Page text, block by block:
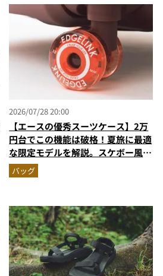
2026/07/28 20:00
【エースの優秀スーツケース】2万
円台でこの機能は破格！夏旅に最適
な限定モデルを解説。スケボー風キ
ャスターも秀逸すぎる
バッグ